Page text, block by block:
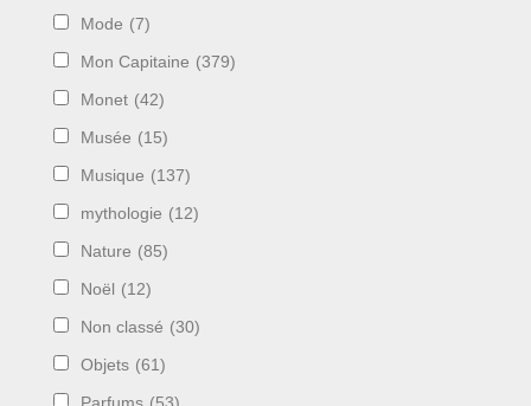
Mode (7)
Mon Capitaine (379)
Monet (42)
Musée (15)
Musique (137)
mythologie (12)
Nature (85)
Noël (12)
Non classé (30)
Objets (61)